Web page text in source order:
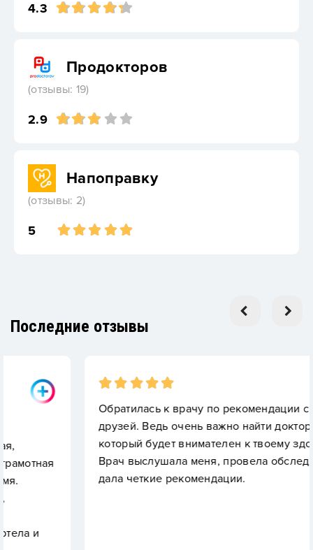
4.3
Продокторов
(отзывы: 19)
2.9
Напоправку
(отзывы: 2)
5
Последние отзывы
Обратилась к врачу по рекомендации своих
друзей. Ведь очень важно найти доктора,
который будет внимателен к твоему здоровью.
Врач выслушала меня, провела обследование и
дала четкие рекомендации.